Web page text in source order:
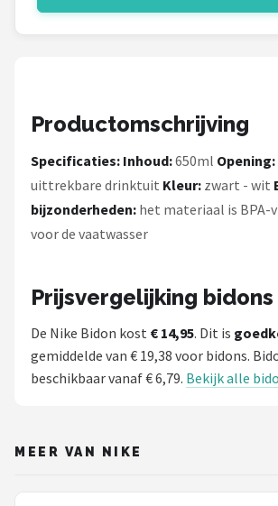
Productomschrijving
Specificaties: Inhoud:650ml Opening:
uittrekbare drinktuit Kleur: zwart - wit
bijzonderheden: het materiaal is BPA-
voor de vaatwasser
Prijsvergelijking bidons
De Nike Bidon kost € 14,95. Dit is
gemiddelde van € 19,38 voor bidons.
beschikbaar vanaf € 6,79. Bekijk alle
MEER VAN NIKE